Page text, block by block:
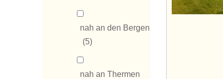
nah an den Bergen
(5)
nah an Thermen